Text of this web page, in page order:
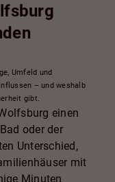
Umfeld und
– und weshalb
gibt.
einen
oder der
Unterschied,
mit
Minuten